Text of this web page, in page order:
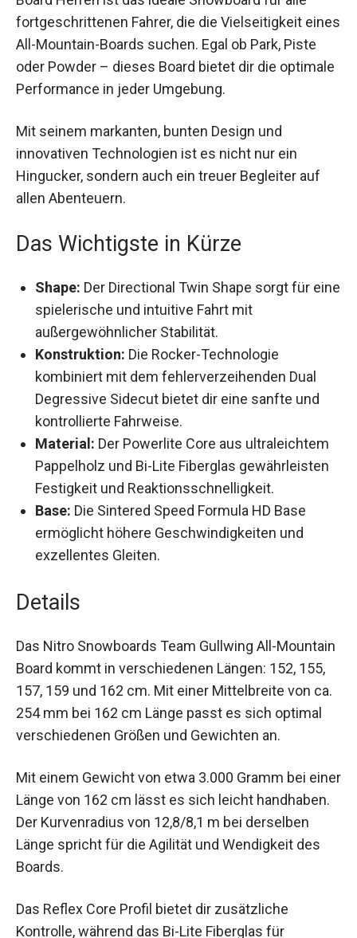
Mountain Board Herren ist das ideale Snowboard
für alle fortgeschrittenen Fahrer, die die
Vielseitigkeit eines All-Mountain-Boards suchen.
Egal ob Park, Piste oder Powder – dieses Board
bietet dir die optimale Performance in jeder
Mit seinem markanten, bunten Design und
innovativen Technologien ist es nicht nur ein
Hingucker, sondern auch ein treuer Begleiter auf
allen Abenteuern.
Das Wichtigste in Kürze
Shape:Der Directional Twin Shape sorgt für
eine spielerische und intuitive Fahrt mit
außergewöhnlicher Stabilität.
Konstruktion:Die Rocker-Technologie
kombiniert mit dem fehlerverzeihenden Dual
Degressive Sidecut bietet dir eine sanfte und
kontrollierte Fahrweise.
Material:Der Powerlite Core aus ultraleichtem
Pappelholz und Bi-Lite Fiberglas gewährleisten
Festigkeit und Reaktionsschnelligkeit.
Base:Die Sintered Speed Formula HD Base
ermöglicht höhere Geschwindigkeiten und
Details
Das Nitro Snowboards Team Gullwing All-
Mountain Board kommt in verschiedenen Längen:
152, 155, 157, 159 und 162 cm. Mit einer
Mittelbreite von ca. 254 mm bei 162 cm Länge
passt es sich optimal verschiedenen Größen und
Mit einem Gewicht von etwa 3.000 Gramm bei
einer Länge von 162 cm lässt es sich leicht
handhaben. Der Kurvenradius von 12,8/8,1 m bei
derselben Länge spricht für die Agilität und
Wendigkeit des Boards.